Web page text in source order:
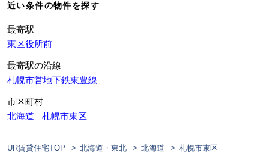
近い条件の物件を探す
最寄駅
東区役所前
最寄駅の沿線
札幌市営地下鉄東豊線
市区町村
北海道
札幌市東区
UR賃貸住宅TOP 北海道・東北 北海道
札幌市東区